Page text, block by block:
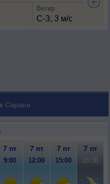
Ветер
С-З, 3 м/с
Сарани
7 пт 7 пт 7 пт 7 пт
9:00 12:00 15:00 18:00